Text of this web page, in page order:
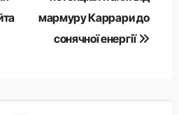
мармуру Каррари до
сонячної енергії